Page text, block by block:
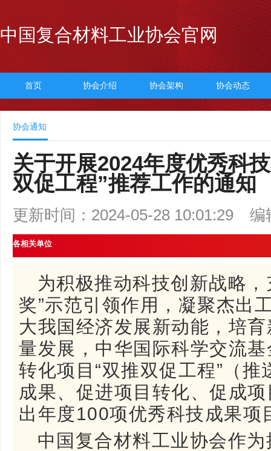
中国复合材料工业协会官网
首页 协会介绍 协会架构 协会动态
协会通知
关于开展2024年度优秀科
双促工程”推荐工作的通知
更新时间：2024-05-28 10:01:29 编
各相关单位
为积极推动科技创新战略
奖”示范引领作用，凝聚杰出
大我国经济发展新动能，培
量发展，中华国际科学交流
转化项目“双推双促工程”（
成果、促进项目转化、促成
出年度100项优秀科技成果项
中国复合材料工业协会作